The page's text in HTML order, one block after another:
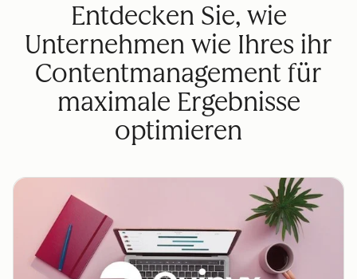
Entdecken Sie, wie
Unternehmen wie Ihres ihr
Contentmanagement für
maximale Ergebnisse
optimieren